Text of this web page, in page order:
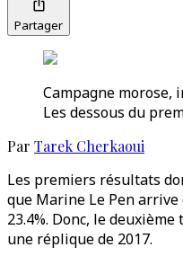
Partager
Campagne morose,
Les dessous du
Par Tarek Cherkaoui
Les premiers résultats
que Marine Le Pen
23.4%. Donc, le
une réplique de 2017.